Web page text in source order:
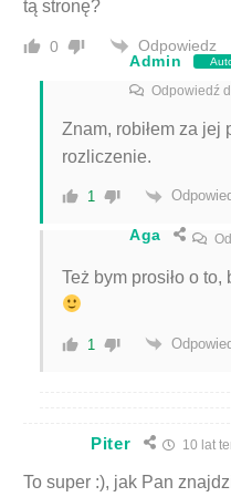
tą stronę?
0
Odpowiedz
Admin
Odpowiedź
Znam, robiłem za jej
rozliczenie.
1
Aga
Też bym prosiło o to,
1
Piter 10 lat
To super :), jak Pan